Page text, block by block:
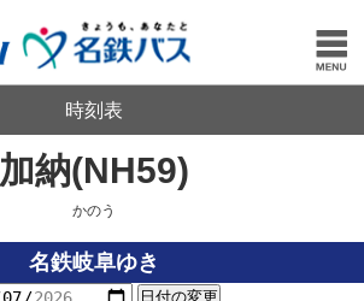
時刻表
加納(NH59)
かのう
名鉄岐阜ゆき
日付の変更